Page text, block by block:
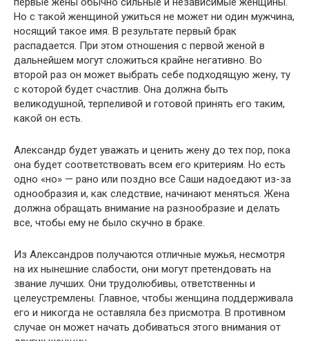
Но с такой женщиной ужиться не может ни один мужчина,
носящий такое имя. В результате первый брак
распадается. При этом отношения с первой женой в
дальнейшем могут сложиться крайне негативно. Во
второй раз он может выбрать себе подходящую жену, ту
с которой будет счастлив. Она должна быть
великодушной, терпеливой и готовой принять его таким,
какой он есть.
Александр будет уважать и ценить жену до тех пор, пока
она будет соответствовать всем его критериям. Но есть
одно «но» — рано или поздно все Саши надоедают из-за
однообразия и, как следствие, начинают меняться. Жена
должна обращать внимание на разнообразие и делать
все, чтобы ему не было скучно в браке.
Из Александров получаются отличные мужья, несмотря
на их нынешние слабости, они могут претендовать на
звание лучших. Они трудолюбивы, ответственны и
целеустремлены. Главное, чтобы женщина поддерживала
его и никогда не оставляла без присмотра. В противном
случае он может начать добиваться этого внимания от